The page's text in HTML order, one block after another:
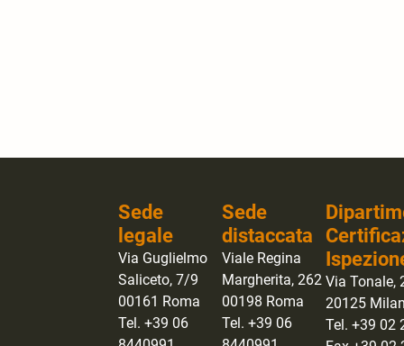
Sede
legale
Via Guglielmo
Saliceto, 7/9
00161 Roma
Tel. +39 06
Sede
distaccata
Viale Regina
Margherita, 262
00198 Roma
Tel. +39 06
Via Tonale,
20125
Tel. +39 02